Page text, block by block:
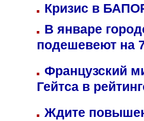
Кризис в
В январе
подешевеют на
Французский
Гейтса в
Ждите